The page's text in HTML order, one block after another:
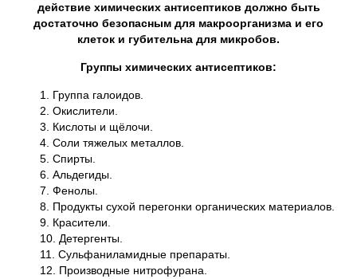
действие химических антисептиков должно быть
достаточно безопасным для макроорганизма и его
клеток и губительна для микробов.
Группы химических антисептиков:
1. Группа галоидов.
2. Окислители.
3. Кислоты и щёлочи.
4. Соли тяжелых металлов.
5. Спирты.
6. Альдегиды.
7. Фенолы.
8. Продукты сухой перегонки органических материалов.
9. Красители.
10. Детергенты.
11. Сульфаниламидные препараты.
12. Производные нитрофурана.